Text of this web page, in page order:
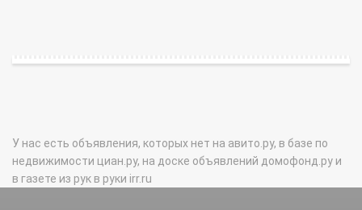
У нас есть объявления, которых нет на авито.ру, в базе по
недвижимости циан.ру, на доске объявлений домофонд.ру и
в газете из рук в руки irr.ru